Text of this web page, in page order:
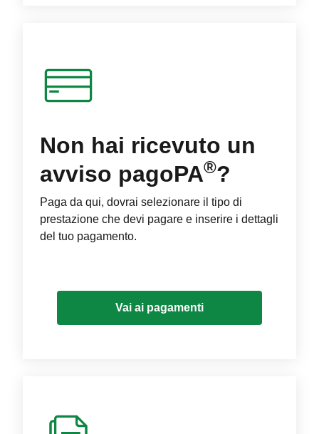
Non hai ricevuto un
avviso pagoPA®?
Paga da qui, dovrai selezionare il tipo di
prestazione che devi pagare e inserire i dettagli
del tuo pagamento.
Vai ai pagamenti